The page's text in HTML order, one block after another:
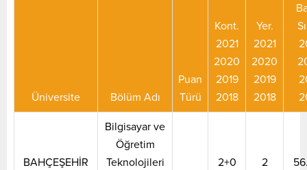
Üniversite Bölüm Adı
Puan
Türü
Kont.
2021
2020
2019
2018
Yer.
2021
2020
2019
2018
BAHÇEŞEHİR
Bilgisayar ve
Öğretim
Teknolojileri
2+0
2